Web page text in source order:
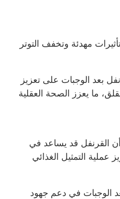
مهدئة وتخفف التوتر
بعد الوجبات على تعزيز
ما يعزز الصحة العقلية
القرنفل قد يساعد في
عملية التمثيل الغذائي
الوجبات في دعم جهود